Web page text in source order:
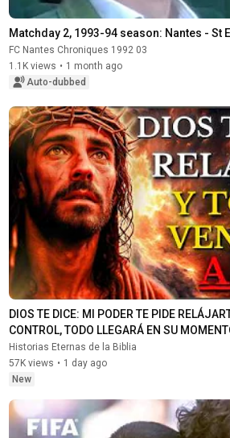
Matchday 2, 1993-94 season: Nantes - St
FC Nantes Chroniques 1992 03
1.1K views • 1 month ago
Auto-dubbed
DIOS TE DICE: MI PODER TE PIDE
CONTROL, TODO LLEGARÁ EN SU
Historias Eternas de la Biblia
57K views • 1 day ago
New